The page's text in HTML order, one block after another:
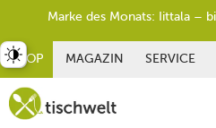
SHOP MAGAZIN SERVICE
umschalten
Marke des Monats: Iittala –